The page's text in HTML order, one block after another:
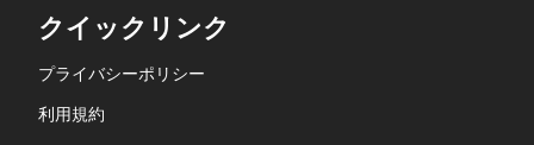
クイックリンク
プライバシーポリシー
利用規約